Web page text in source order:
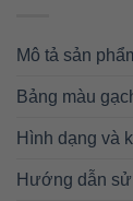
Mô tả sản
Bảng màu
Hình dạng và
Hướng dẫn